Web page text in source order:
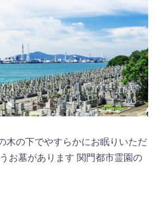
木の下でやすらかにお眠りいただ
お墓があります 関門都市霊園の